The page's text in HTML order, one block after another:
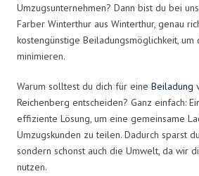
Umzugsunternehmen? Dann bist du bei
Farber Winterthur aus Winterthur, genau
kostengünstige Beiladungsmöglichkeit, um
minimieren.
Warum solltest du dich für eine Beiladung
Reichenberg entscheiden? Ganz einfach:
effiziente Lösung, um eine gemeinsame
Umzugskunden zu teilen. Dadurch sparst
sondern schonst auch die Umwelt, da wir
nutzen.